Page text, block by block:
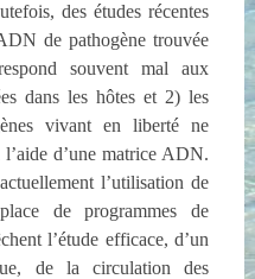
des études récentes
de pathogène trouvée
souvent mal aux
dans les hôtes et 2) les
vivant en liberté ne
d’une matrice ADN.
l’utilisation de
de programmes de
l’étude efficace, d’un
de la circulation des